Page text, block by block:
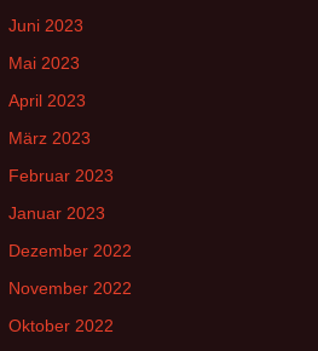
Juni 2023
Mai 2023
April 2023
März 2023
Februar 2023
Januar 2023
Dezember 2022
November 2022
Oktober 2022